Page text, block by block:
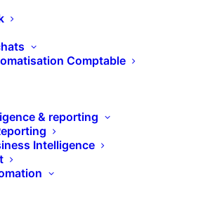
Comptable
& reporting
Intelligence
en tant que Chef de Projet
et…
– CDI – Paris
une équipe dynamique au cœur
100 – CDI – Paris
Sage 100 chez BLC : vous